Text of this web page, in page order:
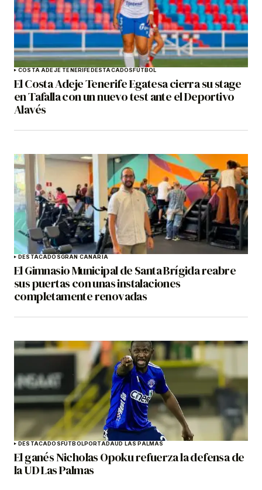
COSTA ADEJE TENERIFEDESTACADOSFÚTBOL
El Costa Adeje Tenerife Egatesa cierra su stage
en Tafalla con un nuevo test ante el Deportivo
Alavés
DESTACADOSGRAN CANARIA
El Gimnasio Municipal de Santa Brígida reabre
sus puertas con unas instalaciones
completamente renovadas
DESTACADOSFÚTBOLPORTADAUD LAS PALMAS
El ganés Nicholas Opoku refuerza la defensa de
la UD Las Palmas